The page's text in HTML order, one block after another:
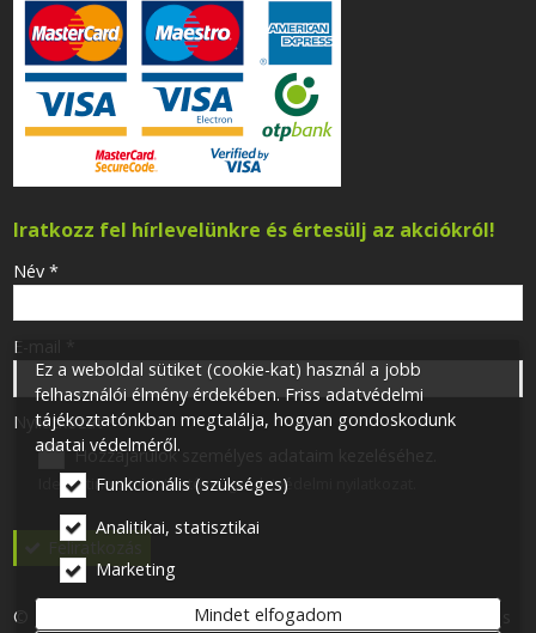
Iratkozz fel hírlevelünkre és értesülj az akciókról!
-
-
-
Név *
E-mail
Nyilatkozat*
Hozzájárulok személyes adataim kezeléséhez.
Ide kattintva tekinthető meg:Adatvédelmi nyilatkozat
Feliratkozás
© 2026 Minden jog fenntartva! One for One 113 Kft. Airsoft- és
Ez a weboldal sütiket (cookie-kat) használ a jobb
felhasználói élmény érdekében. Friss adatvédelmi
tájékoztatónkban megtalálja, hogyan gondoskodunk
adatai védelméről.
Funkcionális (szükséges)
Analitikai, statisztikai
Marketing
Mindet elfogadom